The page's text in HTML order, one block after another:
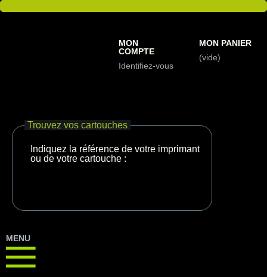
MON
COMPTE
Identifiez-vous
MON PANIER
(vide)
Trouvez vos cartouches
Indiquez la référence de votre imprimante
ou de votre cartouche :
MENU